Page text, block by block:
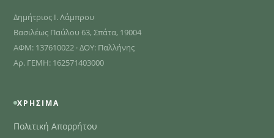
Δημήτριος Ι. Λάμπρου
Βασιλέως Παύλου 63, Σπάτα, 19004
ΑΦΜ: 137610022 · ΔΟΥ: Παλλήνης
Αρ. ΓΕΜΗ: 162571403000
ΧΡΉΣΙΜΑ
Πολιτική Απορρήτου